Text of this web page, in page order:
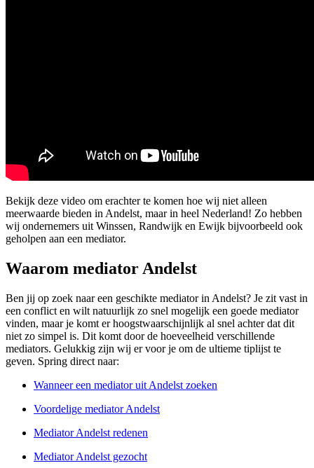
Bekijk deze video om erachter te komen hoe wij niet alleen
meerwaarde bieden in Andelst, maar in heel Nederland! Zo hebben
wij ondernemers uit Winssen, Randwijk en Ewijk bijvoorbeeld ook
geholpen aan een mediator.
Waarom mediator Andelst
Ben jij op zoek naar een geschikte mediator in Andelst? Je zit vast in
een conflict en wilt natuurlijk zo snel mogelijk een goede mediator
vinden, maar je komt er hoogstwaarschijnlijk al snel achter dat dit
niet zo simpel is. Dit komt door de hoeveelheid verschillende
mediators. Gelukkig zijn wij er voor je om de ultieme tiplijst te
geven. Spring direct naar:
Wanneer een mediator uit Andelst zoeken
Voordelige mediator Andelst
Mediator Andelst redenen
Mediator Andelst gezocht